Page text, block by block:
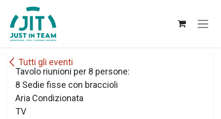
Passa al contenuto
Tutti gli eventi
Tavolo riunioni per 8 persone:
8 Sedie fisse con braccioli
Aria Condizionata
TV